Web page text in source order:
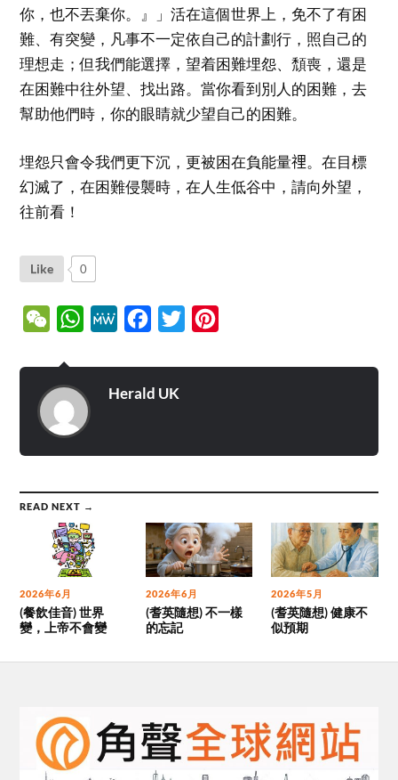
你，也不丟棄你。』」活在這個世界上，免不了有困
難、有突變，凡事不一定依自己的計劃行，照自己的
理想走；但我們能選擇，望着困難埋怨、頹喪，還是
在困難中往外望、找出路。當你看到別人的困難，去
幫助他們時，你的眼睛就少望自己的困難。
埋怨只會令我們更下沉，更被困在負能量𥚃。在目標
幻滅了，在困難侵襲時，在人生低谷中，請向外望，
往前看！
Like 0
WeChatWhatsApp
MeWe Facebook
Twitter
Herald UK
READ NEXT →
2026年6月
(餐飲佳音) 世界
變，上帝不會變
2026年6月
(耆英隨想) 不一樣
的忘記
2026年5月
(耆英隨想) 健康不
似預期